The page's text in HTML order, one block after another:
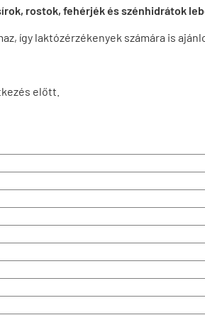
rostok, fehérjék és szénhidrátok
így laktózérzékenyek számára is
előtt.